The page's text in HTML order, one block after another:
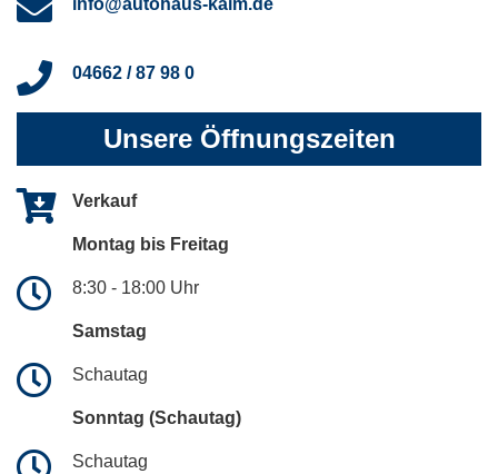
04662 / 87 98 0
Unsere Öffnungszeiten
Verkauf
Montag bis Freitag
8:30 - 18:00 Uhr
Samstag
Schautag
Sonntag (Schautag)
Schautag